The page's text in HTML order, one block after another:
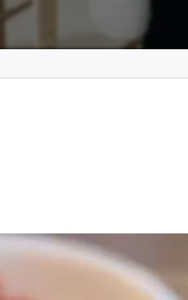
KACセラピスト
クリニー